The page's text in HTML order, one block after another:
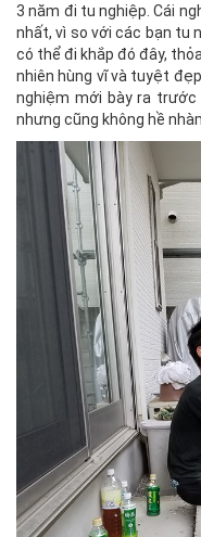
3 năm đi tu nghiệp. Cái
nhất, vì so với các bạn tu
có thể đi khắp đó đây,
nhiên hùng vĩ và tuyệt
nghiệm mới bày ra
nhưng cũng không hề